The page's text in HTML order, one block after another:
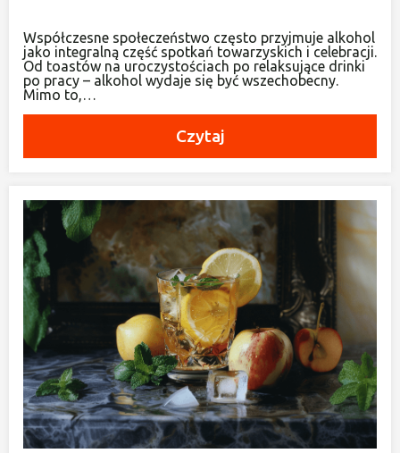
Współczesne społeczeństwo często przyjmuje alkohol
jako integralną część spotkań towarzyskich i celebracji.
Od toastów na uroczystościach po relaksujące drinki
po pracy – alkohol wydaje się być wszechobecny.
Mimo to,…
Czytaj